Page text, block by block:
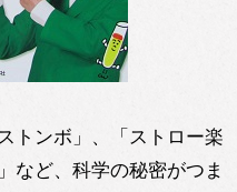
トンボ」、「ストロー楽
など、科学の秘密がつま